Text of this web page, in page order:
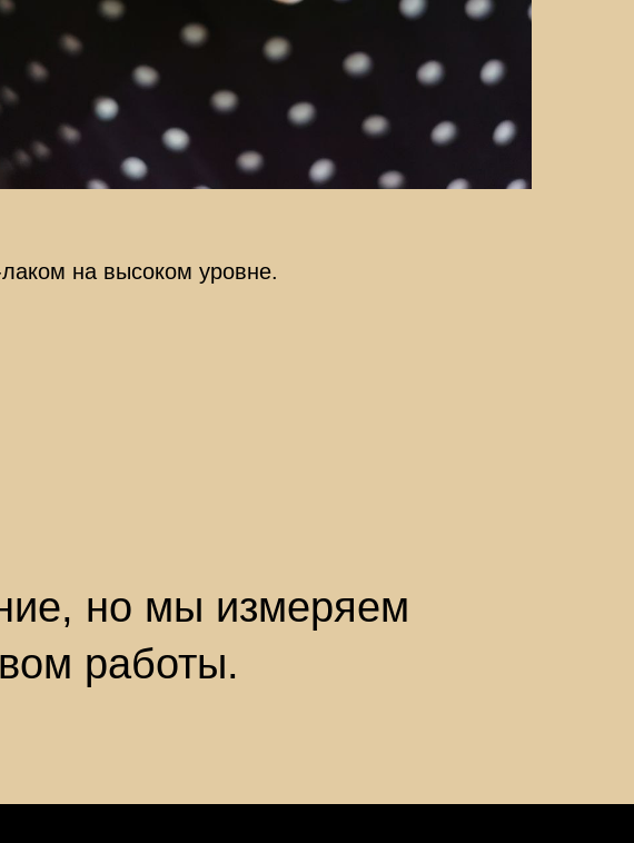
на высоком уровне.
но мы измеряем
работы.